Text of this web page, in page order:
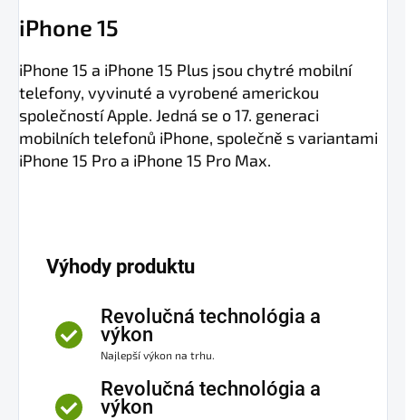
iPhone 15
iPhone 15 a iPhone 15 Plus jsou chytré mobilní
telefony, vyvinuté a vyrobené americkou
společností Apple. Jedná se o 17. generaci
mobilních telefonů iPhone, společně s variantami
iPhone 15 Pro a iPhone 15 Pro Max.
Výhody produktu
Revolučná technológia a
výkon
Najlepší výkon na trhu.
Revolučná technológia a
výkon